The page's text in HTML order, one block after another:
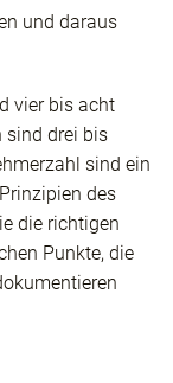
und daraus
vier bis acht
sind drei bis
sind ein
des
die richtigen
Punkte, die